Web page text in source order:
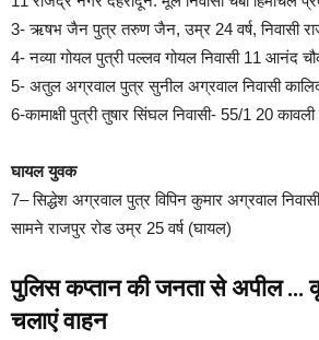
3- ऋषभ जैन पुत्र तरुण जैन, उम्र 24 वर्ष, निवासी
4- नव्या गोयल पुत्री पल्लव गोयल निवासी 11 आनंद
5- अतुल अग्रवाल पुत्र सुनील अग्रवाल निवासी
6-कामाक्षी पुत्री तुषार सिंघल निवासी- 55/1 20
घायल युवक
7– सिद्धेश अग्रवाल पुत्र विपिन कुमार अग्रवाल
सामने राजपुर रोड उम्र 25 वर्ष (घायल)
पुलिस कप्तान की जनता से अपील …
चलाएं वाहन